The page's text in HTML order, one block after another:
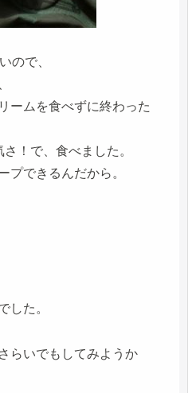
ので、
ームを食べずに終わった
！で、食べました。
プできるんだから。
した。
らいでもしてみようか